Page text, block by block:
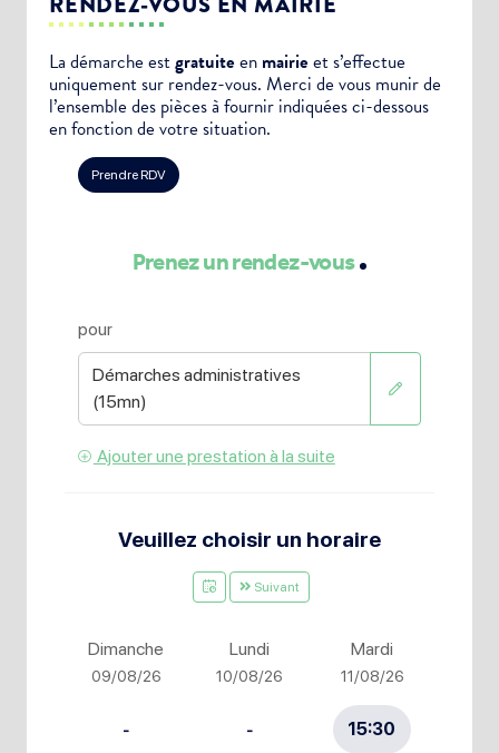
La démarche estgratuiteen mairieet s’effectue
uniquement sur rendez-vous. Merci de vous munir de
l’ensemble des pièces à fournir indiquées ci-dessous
en fonction de votre situation.